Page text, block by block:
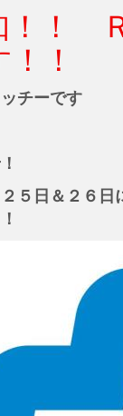
！！
！
チーです
５日＆２６日